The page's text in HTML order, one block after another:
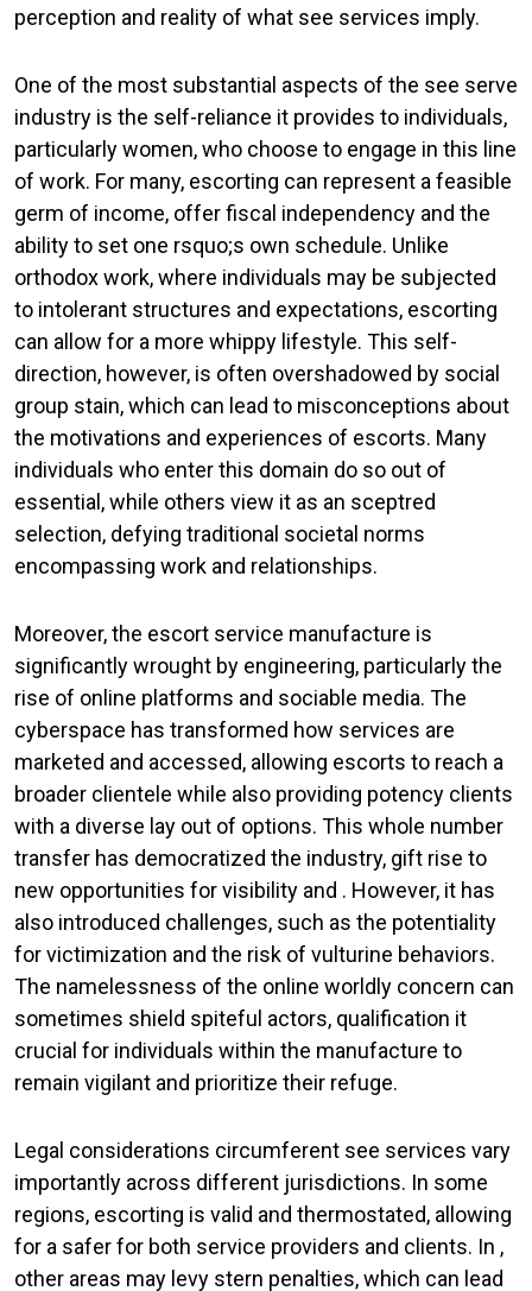
perception and reality of what see services imply.
One of the most substantial aspects of the see serve
industry is the self-reliance it provides to individuals,
particularly women, who choose to engage in this line
of work. For many, escorting can represent a feasible
germ of income, offer fiscal independency and the
ability to set one rsquo;s own schedule. Unlike
orthodox work, where individuals may be subjected
to intolerant structures and expectations, escorting
can allow for a more whippy lifestyle. This self-
direction, however, is often overshadowed by social
group stain, which can lead to misconceptions about
the motivations and experiences of escorts. Many
individuals who enter this domain do so out of
essential, while others view it as an sceptred
selection, defying traditional societal norms
encompassing work and relationships.
Moreover, the escort service manufacture is
significantly wrought by engineering, particularly the
rise of online platforms and sociable media. The
cyberspace has transformed how services are
marketed and accessed, allowing escorts to reach a
broader clientele while also providing potency clients
with a diverse lay out of options. This whole number
transfer has democratized the industry, gift rise to
new opportunities for visibility and . However, it has
also introduced challenges, such as the potentiality
for victimization and the risk of vulturine behaviors.
The namelessness of the online worldly concern can
sometimes shield spiteful actors, qualification it
crucial for individuals within the manufacture to
remain vigilant and prioritize their refuge.
Legal considerations circumferent see services vary
importantly across different jurisdictions. In some
regions, escorting is valid and thermostated, allowing
for a safer for both service providers and clients. In ,
other areas may levy stern penalties, which can lead